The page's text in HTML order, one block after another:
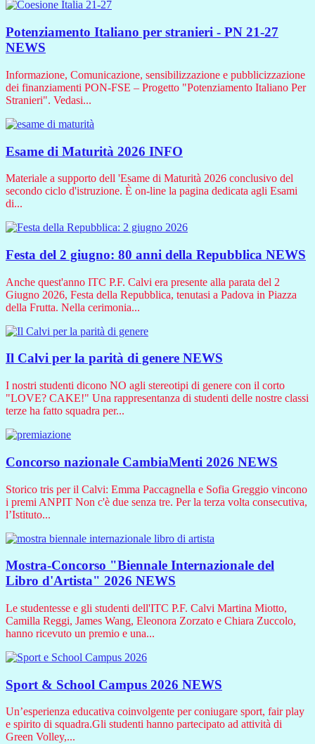
Potenziamento Italiano per stranieri - PN 21-27
NEWS
Informazione, Comunicazione, sensibilizzazione e pubblicizzazione
dei finanziamenti PON-FSE – Progetto "Potenziamento Italiano Per
Stranieri". Vedasi...
Esame di Maturità 2026 INFO
Materiale a supporto dell 'Esame di Maturità 2026 conclusivo del
secondo ciclo d'istruzione. È on-line la pagina dedicata agli Esami
di...
Festa del 2 giugno: 80 anni della Repubblica NEWS
Anche quest'anno ITC P.F. Calvi era presente alla parata del 2
Giugno 2026, Festa della Repubblica, tenutasi a Padova in Piazza
della Frutta. Nella cerimonia...
Il Calvi per la parità di genere NEWS
I nostri studenti dicono NO agli stereotipi di genere con il corto
"LOVE? CAKE!" Una rappresentanza di studenti delle nostre classi
terze ha fatto squadra per...
Concorso nazionale CambiaMenti 2026 NEWS
Storico tris per il Calvi: Emma Paccagnella e Sofia Greggio vincono
i premi ANPIT Non c'è due senza tre. Per la terza volta consecutiva,
l’Istituto...
Mostra-Concorso "Biennale Internazionale del
Libro d'Artista" 2026 NEWS
Le studentesse e gli studenti dell'ITC P.F. Calvi Martina Miotto,
Camilla Reggi, James Wang, Eleonora Zorzato e Chiara Zuccolo,
hanno ricevuto un premio e una...
Sport & School Campus 2026 NEWS
Un’esperienza educativa coinvolgente per coniugare sport, fair play
e spirito di squadra.Gli studenti hanno partecipato ad attività di
Green Volley,...